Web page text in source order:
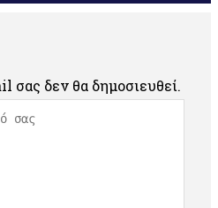
σας δεν θα δημοσιευθεί.